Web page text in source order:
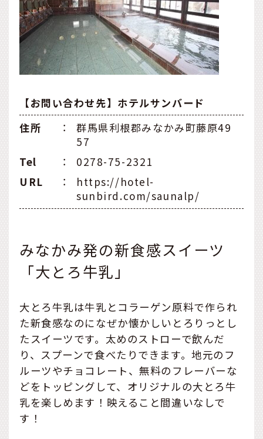
【お問い合わせ先】ホテルサンバード
住所
：
群馬県利根郡みなかみ町藤原49
57
Tel
：
0278-75-2321
URL
：
https://hotel-
sunbird.com/saunalp/
みなかみ発の新食感スイーツ
「大とろ牛乳」
大とろ牛乳は牛乳とコラーゲン原料で作られ
た新食感なのになぜか懐かしいとろりっとし
たスイーツです。太めのストローで飲んだ
り、スプーンで食べたりできます。地元のフ
ルーツやチョコレート、無料のフレーバーな
どをトッピングして、オリジナルの大とろ牛
乳を楽しめます！映えること間違いなしで
す！